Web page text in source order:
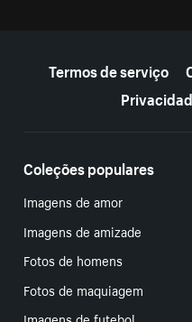
Termos de serviço
Coleções populares
Imagens de amor
Imagens de amizade
Fotos de homens
Fotos de maquiagem